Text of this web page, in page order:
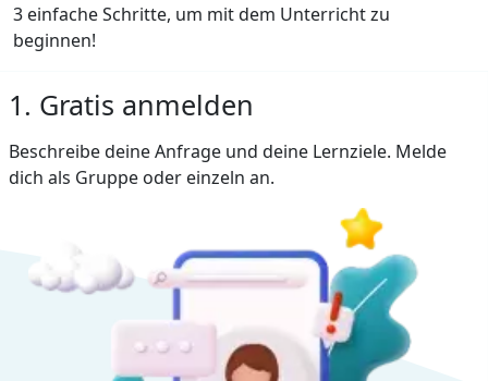
3 einfache Schritte, um mit dem Unterricht zu
beginnen!
1. Gratis anmelden
Beschreibe deine Anfrage und deine Lernziele. Melde
dich als Gruppe oder einzeln an.